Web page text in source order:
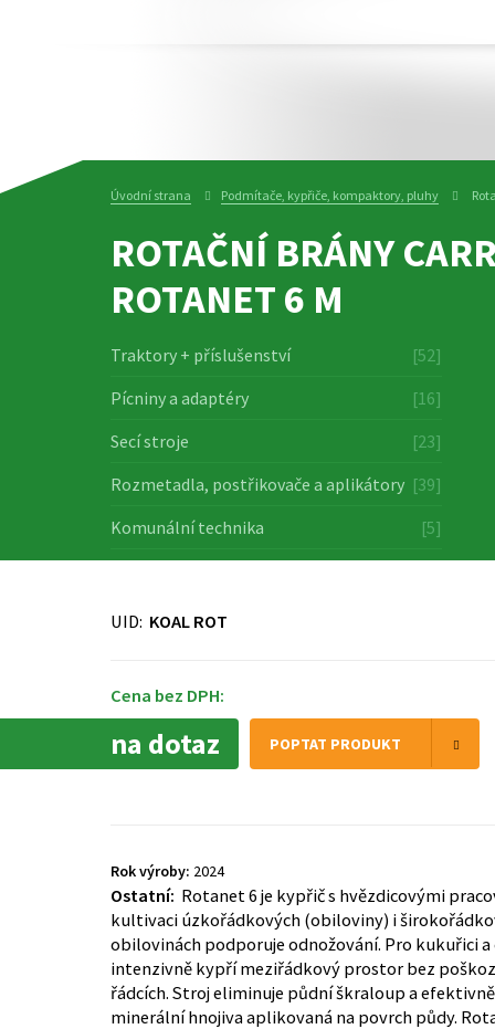
Úvodní strana Podmítače, kypřiče, kompaktory, pluhy
ROTAČNÍ BRÁNY
ROTANET 6 M
Traktory + příslušenství
[52]
Pícniny a adaptéry
[16]
Secí stroje
[23]
Rozmetadla, postřikovače a aplikátory [39]
Komunální technika
[5]
UID: KOAL ROT
Cena bez DPH:
na dotaz POPTAT PRODUKT
Rok výroby: 2024
Ostatní: Rotanet 6 je kypřič s hvězdicovými
kultivaci úzkořádkových (obiloviny) i
obilovinách podporuje odnožování. Pro kukuřici
intenzivně kypří meziřádkový prostor bez
řádcích. Stroj eliminuje půdní škraloup a
minerální hnojiva aplikovaná na povrch půdy.